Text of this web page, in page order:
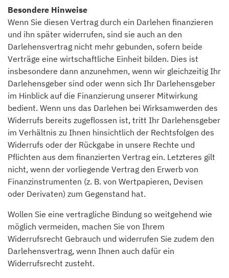
Besondere Hinweise
Wenn Sie diesen Vertrag durch ein Darlehen finanzieren
und ihn später widerrufen, sind sie auch an den
Darlehensvertrag nicht mehr gebunden, sofern beide
Verträge eine wirtschaftliche Einheit bilden. Dies ist
insbesondere dann anzunehmen, wenn wir gleichzeitig Ihr
Darlehensgeber sind oder wenn sich Ihr Darlehensgeber
im Hinblick auf die Finanzierung unserer Mitwirkung
bedient. Wenn uns das Darlehen bei Wirksamwerden des
Widerrufs bereits zugeflossen ist, tritt Ihr Darlehensgeber
im Verhältnis zu Ihnen hinsichtlich der Rechtsfolgen des
Widerrufs oder der Rückgabe in unsere Rechte und
Pflichten aus dem finanzierten Vertrag ein. Letzteres gilt
nicht, wenn der vorliegende Vertrag den Erwerb von
Finanzinstrumenten (z. B. von Wertpapieren, Devisen
oder Derivaten) zum Gegenstand hat.
Wollen Sie eine vertragliche Bindung so weitgehend wie
möglich vermeiden, machen Sie von Ihrem
Widerrufsrecht Gebrauch und widerrufen Sie zudem den
Darlehensvertrag, wenn Ihnen auch dafür ein
Widerrufsrecht zusteht.